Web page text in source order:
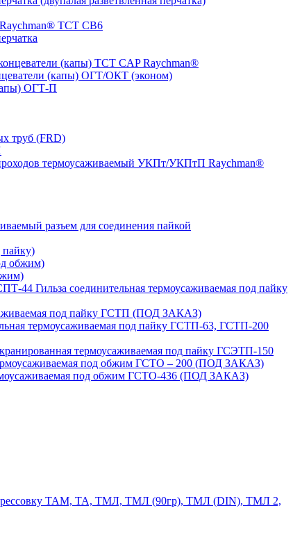
Raychman® ТСТ СВ6
(капы) ТCT CAP Raychman®
(капы) ОГТ/ОКТ (эконом)
ОГТ-П
труб (FRD)
термоусаживаемый УКПт/УКПтП Raychman®
разъем для соединения пайкой
пайку)
обжим)
44 Гильза соединительная термоусаживаемая под пайку
под пайку ГСТП (ПОД ЗАКАЗ)
термоусаживаемая под пайку ГСТП-63, ГСТП-200
термоусаживаемая под пайку ГСЭТП-150
под обжим ГСТО – 200 (ПОД ЗАКАЗ)
под обжим ГСТО-436 (ПОД ЗАКАЗ)
ТАМ, ТА, ТМЛ, ТМЛ (90гр), ТМЛ (DIN), ТМЛ 2,